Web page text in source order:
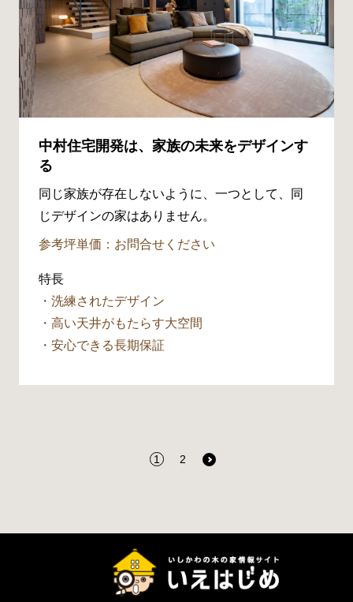
中村住宅開発は、家族の未来をデザインす
る
同じ家族が存在しないように、一つとして、同
じデザインの家はありません。
参考坪単価：お問合せください
特長
・洗練されたデザイン
・高い天井がもたらす大空間
・安心できる長期保証
1 2